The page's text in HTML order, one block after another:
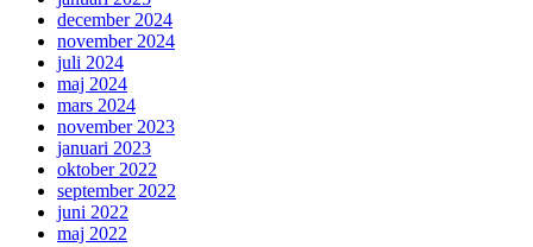
december 2024
november 2024
juli 2024
maj 2024
mars 2024
november 2023
januari 2023
oktober 2022
september 2022
juni 2022
maj 2022